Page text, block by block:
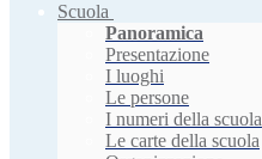
Scuola
Panoramica
Presentazione
I luoghi
Le persone
I numeri della scuola
Le carte della scuola